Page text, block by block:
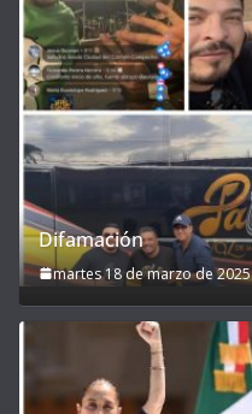
Difamación
martes 18 de marzo de 2025